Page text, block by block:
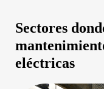
Sectores
eléctricas